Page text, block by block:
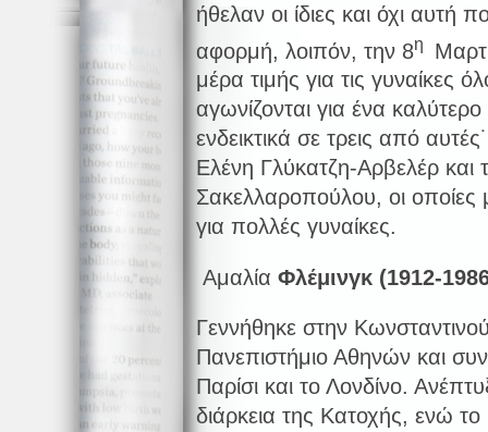
ήθελαν οι ίδιες και όχι αυτή
αφορμή, λοιπόν, την 8η
μέρα τιμής για τις γυναίκες
αγωνίζονται για ένα
ενδεικτικά σε τρεις από
Ελένη Γλύκατζη-Αρβελέρ και
Σακελλαροπούλου, οι
για πολλές γυναίκες.
Αμαλία Φλέμινγκ (1912-
Γεννήθηκε στην
Πανεπιστήμιο Αθηνών και
Παρίσι και το Λονδίνο.
διάρκεια της Κατοχής, ενώ